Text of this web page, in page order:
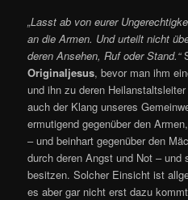
„Lasst ab von eurer
an die Armen. Und urteilt nicht
deren Ansehen, Ruf oder Stand.“
Originaljesus, bevor man ihm
und ihn zu deren
auch der Klang unseres
ermutigend gegenüber den
– und beinhart gegenüber den
durch deren Angst und Not –
besitzen. Solcher Einsicht ist
es aber gar nicht erst dazu